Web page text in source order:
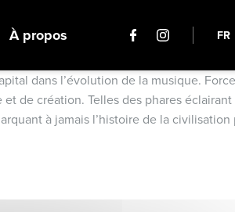
À propos FR
dans l’évolution de la musique.
de création. Telles des phares
à jamais l’histoire de la